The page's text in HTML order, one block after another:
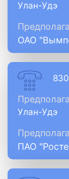
Улан-Удэ
ОАО
Улан-Удэ
ПАО